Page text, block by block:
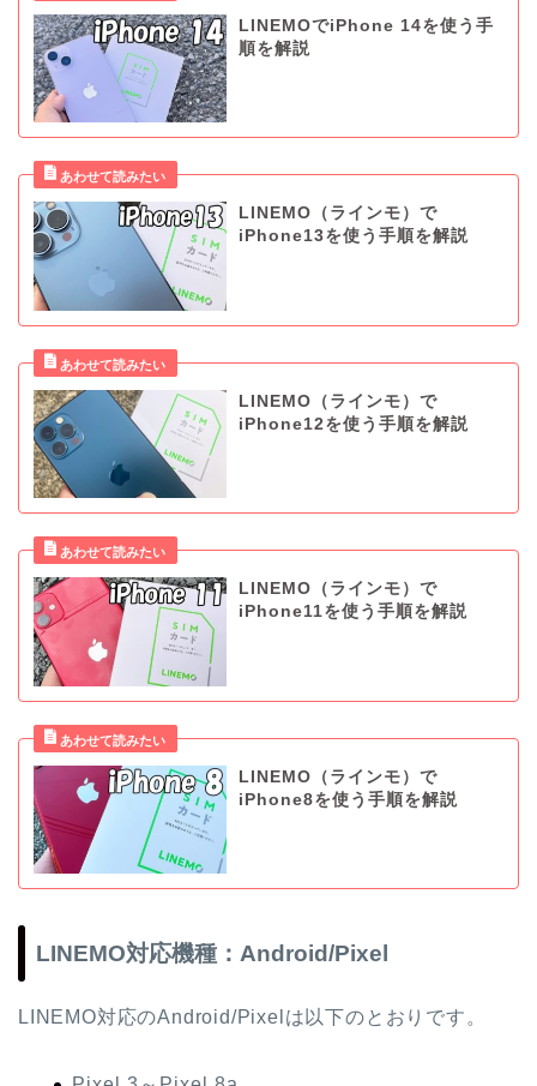
LINEMOでiPhone 14を使う手
順を解説
LINEMO（ラインモ）で
iPhone13を使う手順を解説
LINEMO（ラインモ）で
iPhone12を使う手順を解説
LINEMO（ラインモ）で
iPhone11を使う手順を解説
LINEMO（ラインモ）で
iPhone8を使う手順を解説
LINEMO対応機種：Android/Pixel
LINEMO対応のAndroid/Pixelは以下のとおりです。